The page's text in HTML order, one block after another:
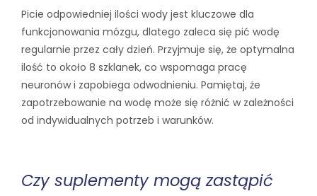
Picie odpowiedniej ilości wody jest kluczowe dla
funkcjonowania mózgu, dlatego zaleca się pić wodę
regularnie przez cały dzień. Przyjmuje się, że optymalna
ilość to około 8 szklanek, co wspomaga pracę
neuronów i zapobiega odwodnieniu. Pamiętaj, że
zapotrzebowanie na wodę może się różnić w zależności
od indywidualnych potrzeb i warunków.
Czy suplementy mogą zastąpić